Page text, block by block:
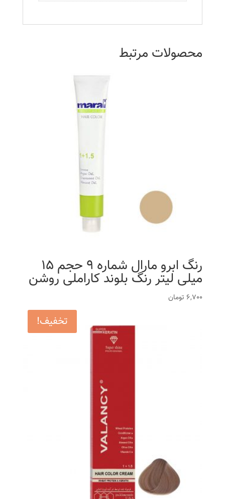
محصولات مرتبط
رنگ ابرو مارال شماره 9 حجم 15
میلی لیتر رنگ بلوند کاراملی روشن
6,700 تومان
تخفیف!